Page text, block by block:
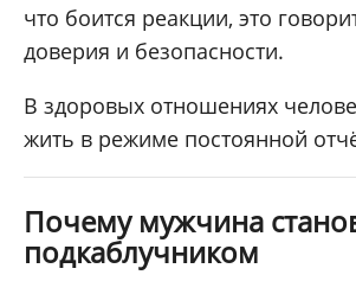
что боится реакции, это
доверия и безопасности.
В здоровых отношениях
жить в режиме постоянной
Почему мужчина
подкаблучником